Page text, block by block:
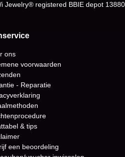
Jewelry® registered BBIE depot
ons
voorwaarden
- Reparatie
& tips
een beoordeling